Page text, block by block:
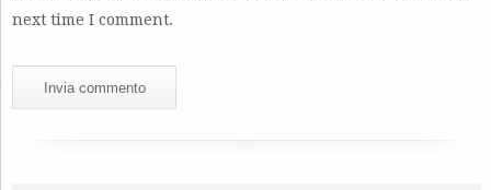
next time I comment.